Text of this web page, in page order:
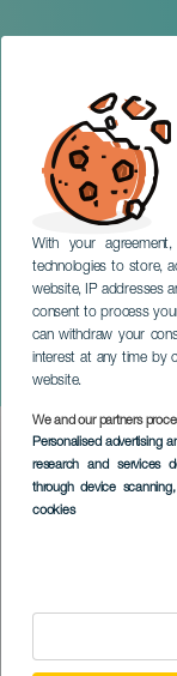
With your
technologies to store,
website, IP addresses
consent to process
can withdraw your
interest at any time by
website.
We and our partners
Personalised advertising
research and services
through device scanning
cookies
di
TENERIFE
Imagen
Listado